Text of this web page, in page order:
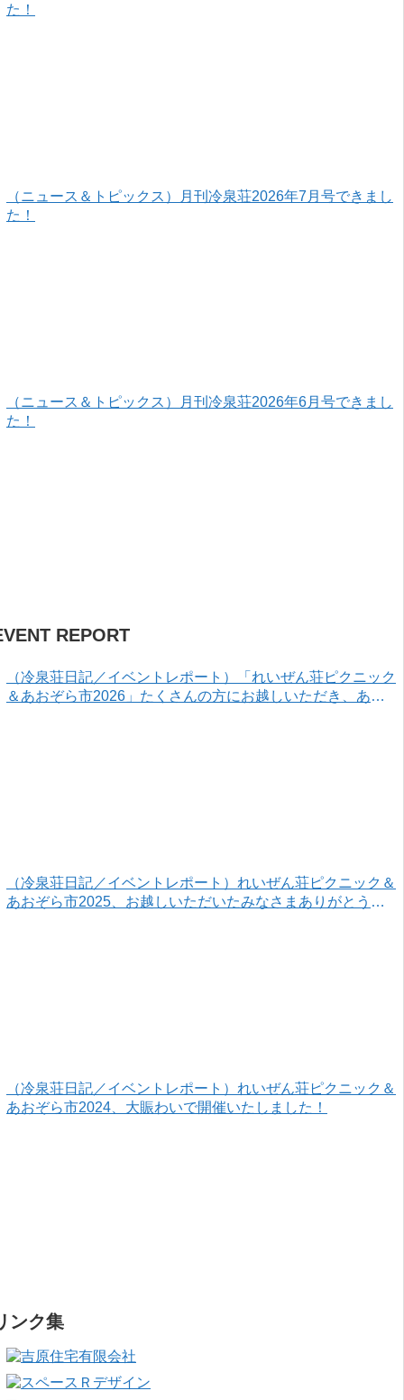
た！
（ニュース＆トピックス）月刊冷泉荘2026年7月号できまし
た！
（ニュース＆トピックス）月刊冷泉荘2026年6月号できまし
た！
REPORT
（冷泉荘日記／イベントレポート）「れいぜん荘ピクニック
＆あおぞら市2026」たくさんの方にお越しいただき、あり
（冷泉荘日記／イベントレポート）れいぜん荘ピクニック＆
あおぞら市2025、お越しいただいたみなさまありがとうご
（冷泉荘日記／イベントレポート）れいぜん荘ピクニック＆
あおぞら市2024、大賑わいで開催いたしました！
ンク集